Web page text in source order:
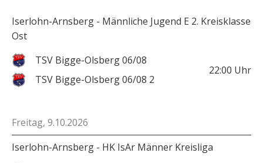
Iserlohn-Arnsberg - Männliche Jugend E 2. Kreisklasse
Ost
TSV Bigge-Olsberg 06/08
TSV Bigge-Olsberg 06/08 2
22:00 Uhr
Freitag, 9.10.2026
Iserlohn-Arnsberg - HK IsAr Männer Kreisliga